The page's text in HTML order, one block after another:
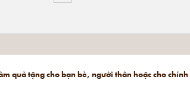
quà tặng cho bạn bè, người thân hoặc cho